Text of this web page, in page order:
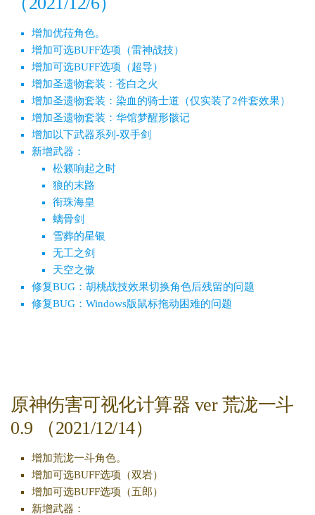
增加优菈角色。
增加可选BUFF选项（雷神战技）
增加可选BUFF选项（超导）
增加圣遗物套装：苍白之火
增加圣遗物套装：染血的骑士道（仅实装了2件套效果）
增加圣遗物套装：华馆梦醒形骸记
增加以下武器系列-双手剑
新增武器：
松籁响起之时
狼的末路
衔珠海皇
螭骨剑
雪葬的星银
无工之剑
天空之傲
修复BUG：胡桃战技效果切换角色后残留的问题
修复BUG：Windows版鼠标拖动困难的问题
原神伤害可视化计算器 ver 荒泷一斗
0.9 （2021/12/14）
增加荒泷一斗角色。
增加可选BUFF选项（双岩）
增加可选BUFF选项（五郎）
新增武器：